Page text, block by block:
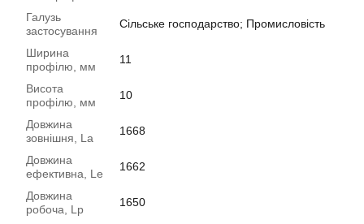
Галузь
застосування
Сільське господарство; Промисловість
Ширина
профілю, мм
11
Висота
профілю, мм
10
Довжина
зовнішня, La
1668
Довжина
ефективна, Le
1662
Довжина
робоча, Lp
1650